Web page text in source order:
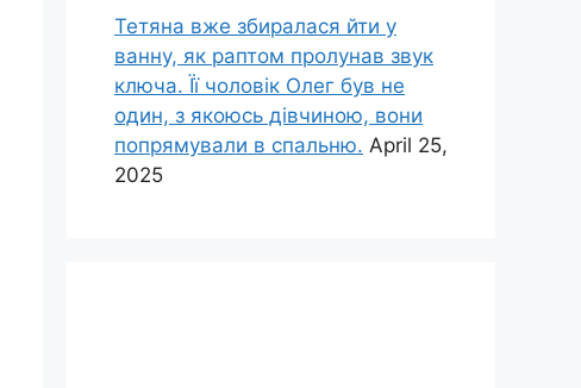
Тетяна вже збиралася йти у
ванну, як раптом пролунав звук
ключа. Її чоловік Олег був не
один, з якоюсь дівчиною, вони
попрямували в спальню. April 25,
2025